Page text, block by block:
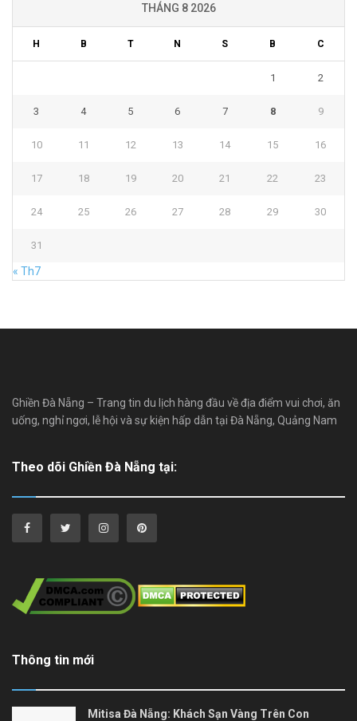
THÁNG 8 2026
H B T N S B C
1 2
3 4 5 6 7 8 9
10 11 12 13 14 15 16
17 18 19 20 21 22 23
24 25 26 27 28 29 30
31
« Th7
Ghiền Đà Nẵng – Trang tin du lịch hàng đầu về địa điểm vui chơi, ăn
uống, nghỉ ngơi, lễ hội và sự kiện hấp dẫn tại Đà Nẵng, Quảng Nam
Theo dõi Ghiền Đà Nẵng tại:
Thông tin mới
Mitisa Đà Nẵng: Khách Sạn Vàng Trên Con